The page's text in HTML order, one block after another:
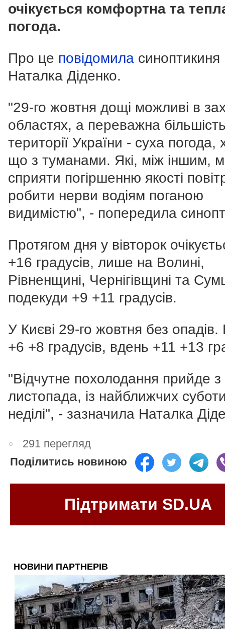
очікується комфортна та
погода.
Про це повідомила синоптикиня
Наталка Діденко.
"29-го жовтня дощі можливі в
областях, а переважна
території України - суха погода,
що з туманами. Які, між іншим,
сприяти погіршенню якості
робити нерви водіям поганою
видимістю", - попередила
Протягом дня у вівторок
+16 градусів, лише на Волині,
Рівненщині, Чернігівщині та
подекуди +9 +11 градусів.
У Києві 29-го жовтня без опадів.
+6 +8 градусів, вдень +11 +13
"Відчутне похолодання прийде з
листопада, із найближчих
неділі", - зазначила Наталка
291 перегляд
Поділитись новиною
Підтримати SD.UA